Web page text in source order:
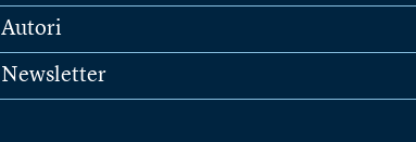
Autori
Newsletter